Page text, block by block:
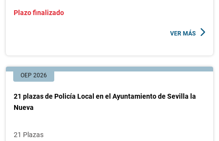
Plazo finalizado
VER MÁS
OEP 2026
21 plazas de Policía Local en el Ayuntamiento de Sevilla la
Nueva
21 Plazas